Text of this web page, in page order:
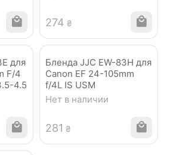
‍274‍ ₴
для
F/4
4.5
Бленда JJC EW-83H для
Canon EF 24-105mm
f/4L IS USM
Нет в наличии
‍281‍ ₴